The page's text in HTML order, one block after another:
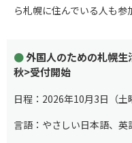
ら札幌に住んでいる人も参
外国人のための札幌生
秋>受付開始
日程：2026年10月3日（
言語：やさしい日本語、英